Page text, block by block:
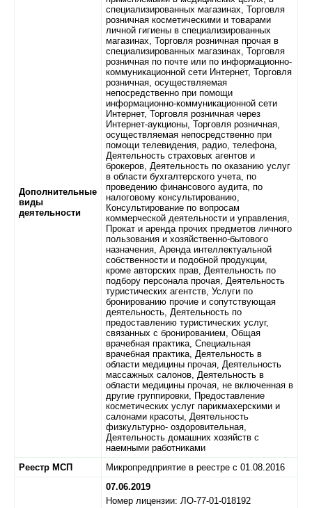
Дополнительные
виды
деятельности
специализированных магазинах, Торговля
розничная косметическими и товарами
личной гигиены в специализированных
магазинах, Торговля розничная прочая в
специализированных магазинах, Торговля
розничная по почте или по информационно-
коммуникационной сети Интернет, Торговля
розничная, осуществляемая
непосредственно при помощи
информационно-коммуникационной сети
Интернет, Торговля розничная через
Интернет-аукционы, Торговля розничная,
осуществляемая непосредственно при
помощи телевидения, радио, телефона,
Деятельность страховых агентов и
брокеров, Деятельность по оказанию услуг
в области бухгалтерского учета, по
проведению финансового аудита, по
налоговому консультированию,
Консультирование по вопросам
коммерческой деятельности и управления,
Прокат и аренда прочих предметов личного
пользования и хозяйственно-бытового
назначения, Аренда интеллектуальной
собственности и подобной продукции,
кроме авторских прав, Деятельность по
подбору персонала прочая, Деятельность
туристических агентств, Услуги по
бронированию прочие и сопутствующая
деятельность, Деятельность по
предоставлению туристических услуг,
связанных с бронированием, Общая
врачебная практика, Специальная
врачебная практика, Деятельность в
области медицины прочая, Деятельность
массажных салонов, Деятельность в
области медицины прочая, не включенная в
другие группировки, Предоставление
косметических услуг парикмахерскими и
салонами красоты, Деятельность
физкультурно- оздоровительная,
Деятельность домашних хозяйств с
наемными работниками
Реестр МСП
Микропредприятие в реестре с 01.08.2016
07.06.2019
Номер лицензии: ЛО-77-01-018192